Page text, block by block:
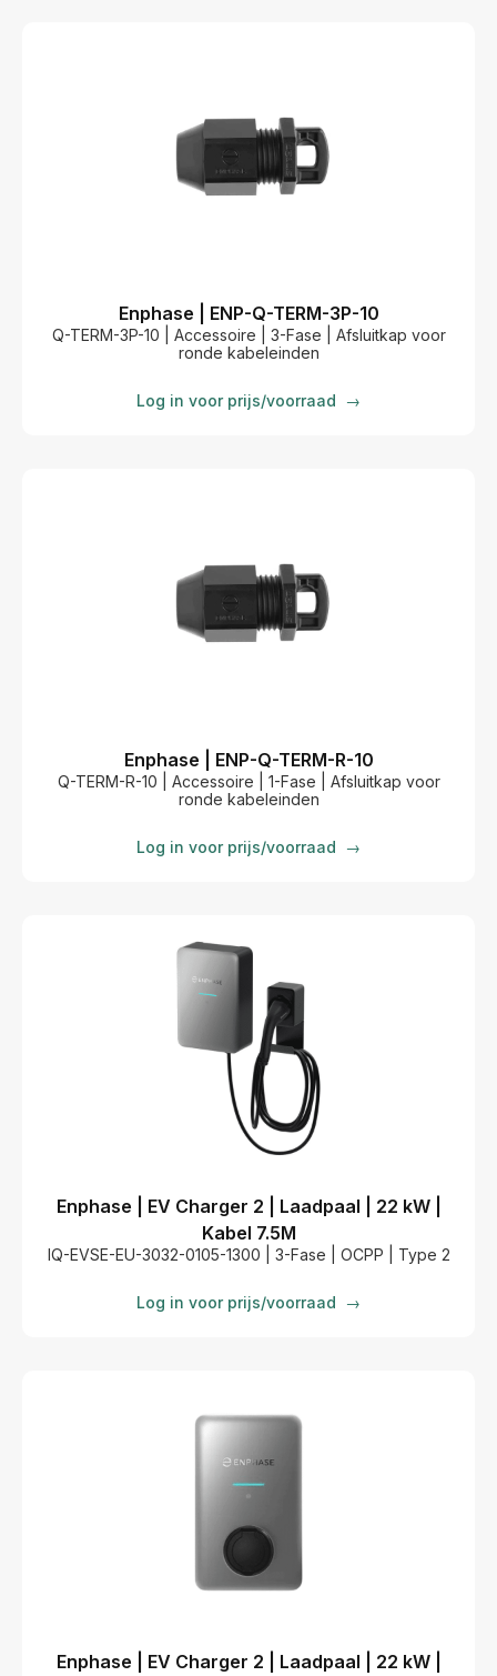
Enphase | ENP-Q-TERM-3P-10
Q-TERM-3P-10 | Accessoire | 3-Fase | Afsluitkap voor
ronde kabeleinden
Log in voor prijs/voorraad →
Enphase | ENP-Q-TERM-R-10
Q-TERM-R-10 | Accessoire | 1-Fase | Afsluitkap voor
ronde kabeleinden
Log in voor prijs/voorraad →
Enphase | EV Charger 2 | Laadpaal | 22 kW |
Kabel 7.5M
IQ-EVSE-EU-3032-0105-1300 | 3-Fase | OCPP | Type 2
Log in voor prijs/voorraad →
Enphase | EV Charger 2 | Laadpaal | 22 kW |